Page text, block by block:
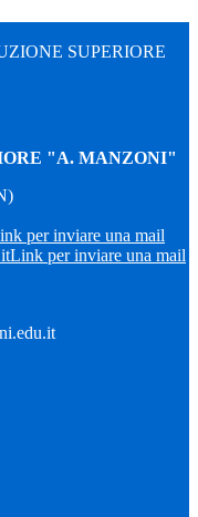
SUPERIORE
"A. MANZONI"
per inviare una mail
Link per inviare una mail